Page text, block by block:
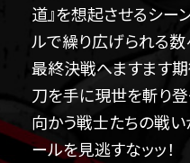
道』を想起させるシー
ルで繰り広げられる
最終決戦へますます期
刀を手に現世を斬り
向かう戦士たちの戦い
ールを見逃すなッッ！